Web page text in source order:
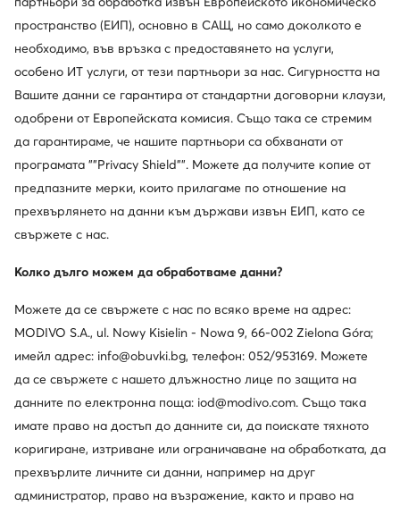
Смени държавата: България (BG)
Информации
Регламент
Промени настройките
Политика за поверителност
пространство (ЕИП), основно в САЩ, но само доколкото е
необходимо, във връзка с предоставянето на услуги,
особено ИТ услуги, от тези партньори за нас. Сигурността на
Вашите данни се гарантира от стандартни договорни клаузи,
одобрени от Европейската комисия. Също така се стремим
да гарантираме, че нашите партньори са обхванати от
програмата ""Privacy Shield"". Можете да получите копие от
предпазните мерки, които прилагаме по отношение на
прехвърлянето на данни към държави извън ЕИП, като се
свържете с нас.
Колко дълго можем да обработваме данни?
Можете да се свържете с нас по всяко време на адрес:
MODIVO S.A., ul. Nowy Kisielin - Nowa 9, 66-002 Zielona Góra;
имейл адрес: info@obuvki.bg, телефон: 052/953169. Можете
да се свържете с нашето длъжностно лице по защита на
данните по електронна поща: iod@modivo.com. Също така
имате право на достъп до данните си, да поискате тяхното
коригиране, изтриване или ограничаване на обработката, да
прехвърлите личните си данни, например на друг
администратор, право на възражение, както и право на